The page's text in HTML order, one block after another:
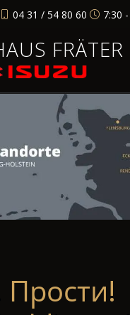
04 31 / 54 80 60 7:30
FRÄTER
Прости!